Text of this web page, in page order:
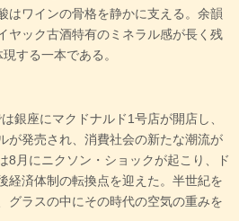
はワインの骨格を静かに支える。余韻
ヤック古酒特有のミネラル感が長く残
する一本である。
銀座にマクドナルド1号店が開店し、
が発売され、消費社会の新たな潮流が
8月にニクソン・ショックが起こり、ド
経済体制の転換点を迎えた。半世紀を
グラスの中にその時代の空気の重みを